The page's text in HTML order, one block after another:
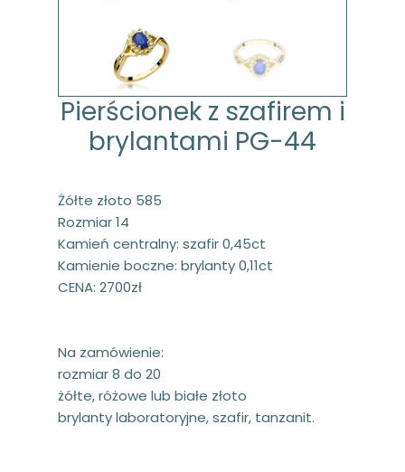
Żółte złoto 585
Rozmiar 14
Kamień centralny: szafir 0,45ct
Kamienie boczne: brylanty 0,11ct
CENA: 2700zł
Na zamówienie:
rozmiar 8 do 20
żółte, różowe lub białe złoto
brylanty laboratoryjne, szafir, tanzanit.
Pierścionek z szafirem i
brylantami PG-44